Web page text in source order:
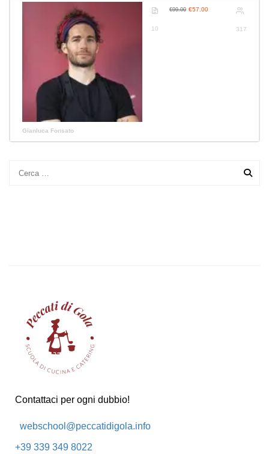
Gianluca Fonsato
10 317
€99.00 €57.00
Contattaci per ogni dubbio!
webschool@peccatidigola.info
+39 339 349 8022